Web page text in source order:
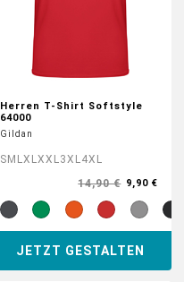
Herren T-Shirt Softstyle
64000
Gildan
SM L XL XXL 3XL 4XL
14,90 € 9,90 €
JETZT GESTALTEN